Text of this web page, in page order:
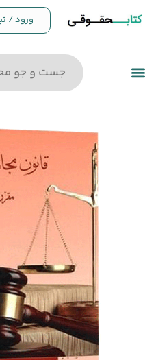
ورود / ثبت نام